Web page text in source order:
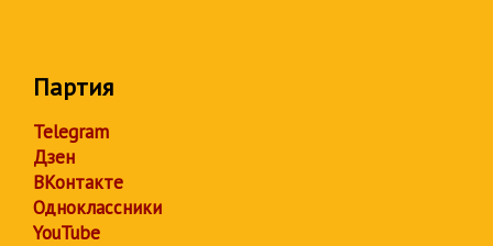
Партия
Telegram
Дзен
ВКонтакте
Одноклассники
YouTube